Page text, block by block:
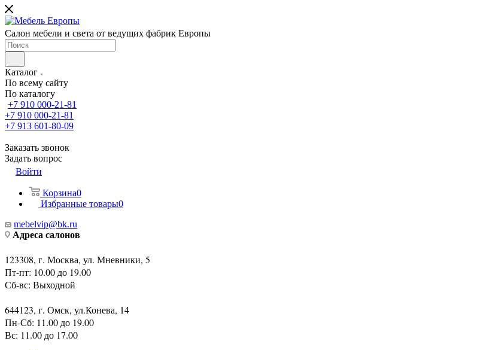
Салон мебели и света от ведущих фабрик Европы
Каталог
По всему сайту
По каталогу
+7 910 000-21-81
+7 910 000-21-81
+7 913 601-80-09
Заказать звонок
Задать вопрос
Войти
Корзина0
Избранные товары0
mebelvip@bk.ru
Адреса салонов
123308, г. Москва, ул. Мневники, 5
Пт-пт: 10.00 до 19.00
Сб-вс: Выходной
644123, г. Омск, ул.Конева, 14
Пн-Сб: 11.00 до 19.00
Вс: 11.00 до 17.00